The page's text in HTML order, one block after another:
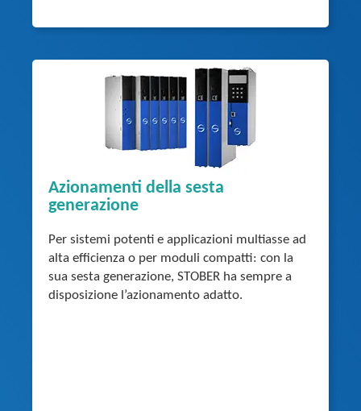
Azionamenti della sesta
generazione
Per sistemi potenti e applicazioni multiasse ad
alta efficienza o per moduli compatti: con la
sua sesta generazione, STOBER ha sempre a
disposizione l’azionamento adatto.